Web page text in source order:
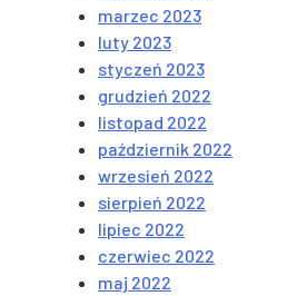
marzec 2023
luty 2023
styczeń 2023
grudzień 2022
listopad 2022
październik 2022
wrzesień 2022
sierpień 2022
lipiec 2022
czerwiec 2022
maj 2022